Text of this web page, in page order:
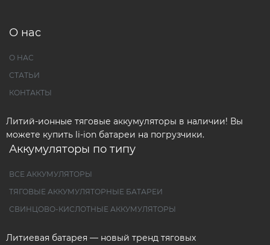
О нас
О НАС
СТАТЬИ
КОНТАКТЫ
Литий-ионные тяговые аккумуляторы в наличии! Вы
можете купить li-ion батареи на погрузчики.
Аккумуляторы по типу
ВСЕ АККУМУЛЯТОРЫ
ТЯГОВЫЕ АККУМУЛЯТОРНЫЕ БАТАРЕИ
СВИНЦОВО-КИСЛОТНЫЕ АККУМУЛЯТОРЫ
Литиевая батарея — новый тренд тяговых